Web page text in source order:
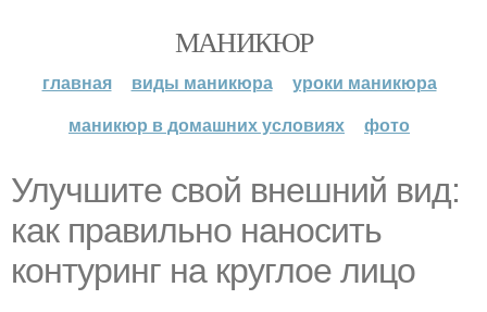
МАНИКЮР
главная виды маникюра
уроки маникюра
маникюр в домашних условиях
фото
Улучшите свой внешний вид:
как правильно наносить
контуринг на круглое лицо